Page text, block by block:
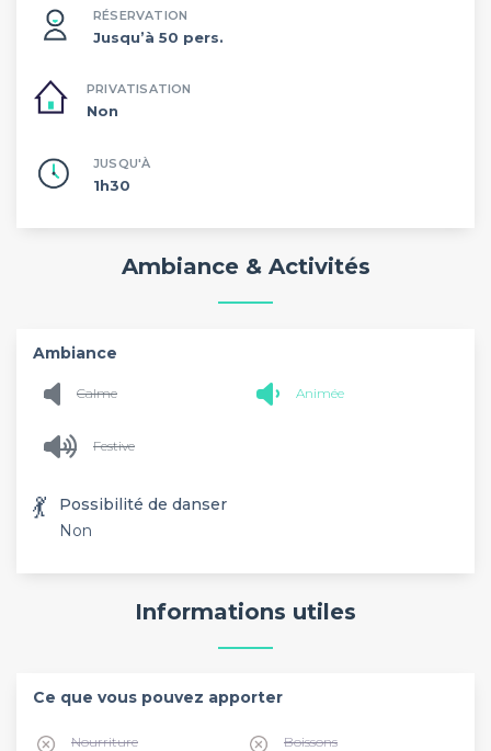
RÉSERVATION
Jusqu’à 50 pers.
PRIVATISATION
Non
JUSQU'À
1h30
Ambiance & Activités
Ambiance
Calme Animée
Festive
💃
Possibilité de danser
Non
Informations utiles
Ce que vous pouvez apporter
Nourriture Boissons